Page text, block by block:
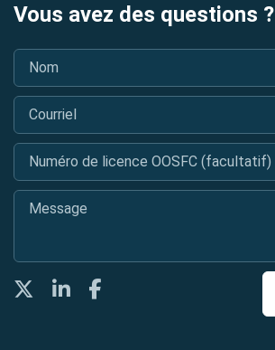
Vous avez des questions ?
Nom
Courriel
Numéro de licence OOSFC (facultatif)
Message
TwitterLinkedInFacebook